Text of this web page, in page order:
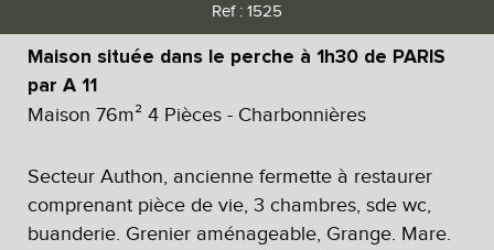
Ref : 1525
Maison située dans le perche à 1h30 de PARIS
par A 11
Maison 76m² 4 Pièces - Charbonnières
Secteur Authon, ancienne fermette à restaurer
comprenant pièce de vie, 3 chambres, sde wc,
buanderie. Grenier aménageable, Grange. Mare.